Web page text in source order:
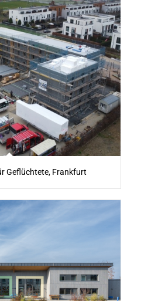
Geflüchtete, Frankfurt